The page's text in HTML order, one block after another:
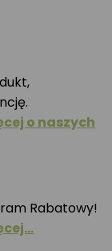
o naszych
Rabatowy!